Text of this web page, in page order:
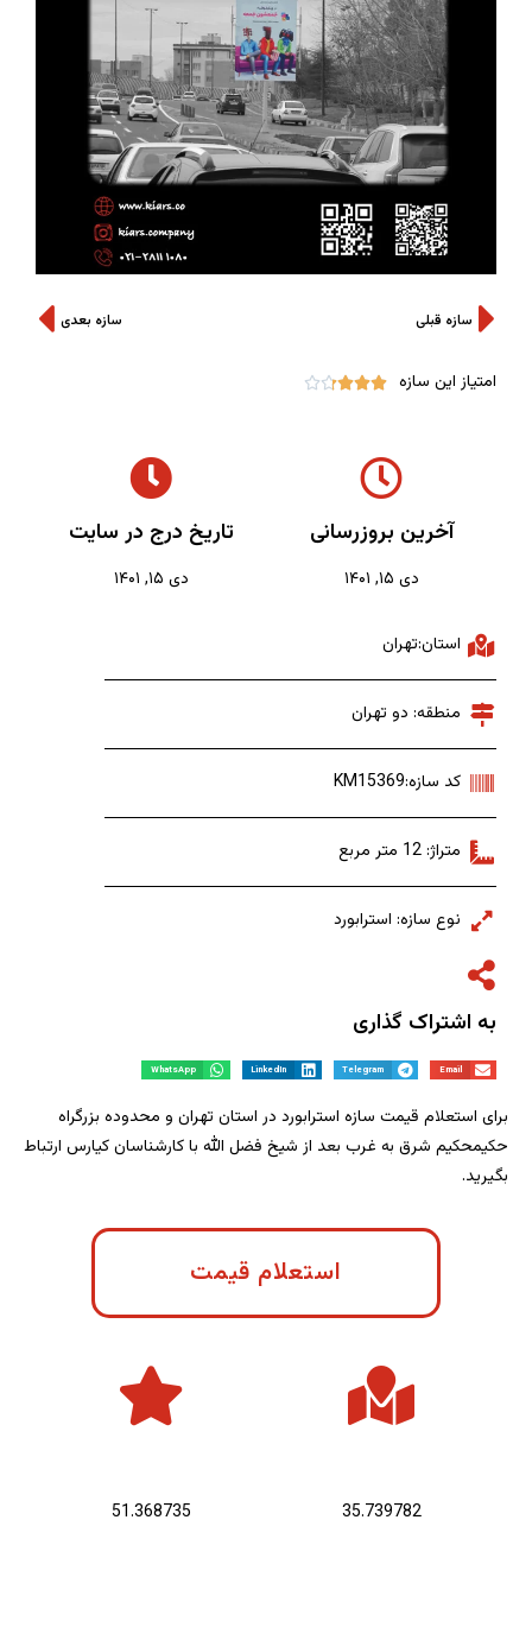
سازه قبلی سازه بعدی
امتیاز این سازه 




آخرین بروزرسانی
دی ۱۵, ۱۴۰۱
تاریخ درج در سایت
دی ۱۵, ۱۴۰۱
استان:تهران
منطقه: دو تهران
کد سازه:KM15369
متراژ: 12 متر مربع
نوع سازه: استرابورد
به اشتراک گذاری
Email
Telegram
LinkedIn
WhatsApp
برای استعلام قیمت سازه استرابورد در استان تهران و محدوده بزرگراه
حکیمحکیم شرق به غرب بعد از شیخ فضل الله با کارشناسان کیارس ارتباط
بگیرید.
استعلام قیمت
35.739782
51.368735